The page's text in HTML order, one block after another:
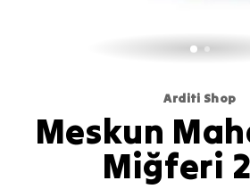
Arditi Shop
Meskun
Miğferi